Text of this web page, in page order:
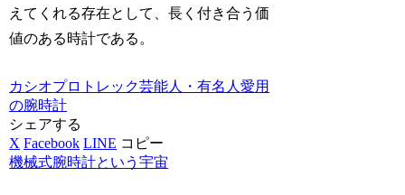
えてくれる存在として、長く付き合う価
値のある時計である。
カシオプロトレック芸能人・有名人愛用
の腕時計
シェアする
X Facebook LINE コピー
機械式腕時計という宇宙